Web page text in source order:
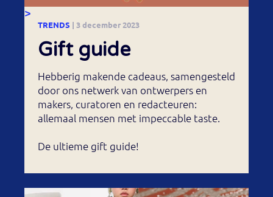
>
TRENDS | 3 december 2023
Gift guide
Hebberig makende cadeaus, samengesteld
door ons netwerk van ontwerpers en
makers, curatoren en redacteuren:
allemaal mensen met impeccable taste.
De ultieme gift guide!